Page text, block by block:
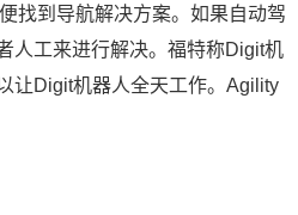
找到导航解决方案。如果自动驾
人工来进行解决。福特称Digit机
让Digit机器人全天工作。Agility